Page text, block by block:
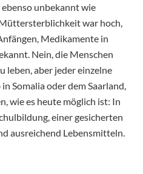
unbekannt wie
war hoch,
Medikamente in
Nein, die Menschen
leben, aber jeder einzelne
Somalia oder dem Saarland,
wie es heute möglich ist: In
einer gesicherten
ausreichend Lebensmitteln.